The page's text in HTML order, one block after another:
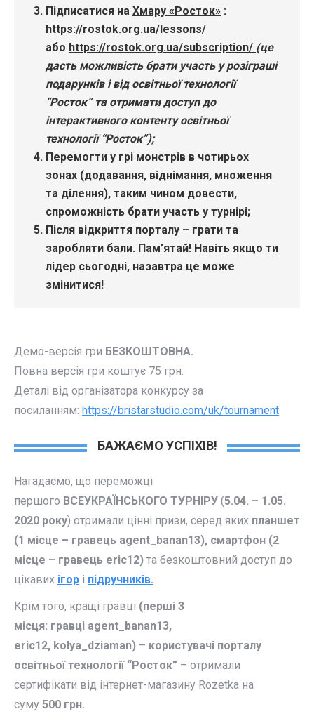
Підписатися на Хмару «Росток» :
https://rostok.org.ua/lessons/
або https://rostok.org.ua/subscription/ (це
дасть можливість брати участь у розіграші
подарунків і від освітньої технології
“Росток” та отримати доступ до
інтерактивного контенту освітньої
технології “Росток”);
Перемогти у грі монстрів в чотирьох
зонах (додавання, віднімання, множення
та ділення), таким чином довести,
спроможність брати участь у турнірі;
Після відкриття порталу – грати та
заробляти бали. Пам’ятай! Навіть якщо ти
лідер сьогодні, назавтра це може
змінитися!
Демо-версія гри БЕЗКОШТОВНА.
Повна версія гри коштує 75 грн.
Деталі від організатора конкурсу за
посиланням: https://bristarstudio.com/uk/tournament
БАЖАЄМО УСПІХІВ!
Нагадаємо, що переможці
першого ВСЕУКРАЇНСЬКОГО ТУРНІРУ (5.04. – 1.05.
2020 року) отримали цінні призи, серед яких планшет
(1 місце – гравець agent_banan13), смартфон (2
місце – гравець eric12) та безкоштовний доступ до
цікавих ігор і підручників.
Крім того, кращі гравці (перші 3
місця: гравці agent_banan13,
eric12, kolya_dziaman) – користувачі порталу
освітньої технології “Росток” – отримали
сертифікати від інтернет-магазину Rozetka на
суму 500 грн.